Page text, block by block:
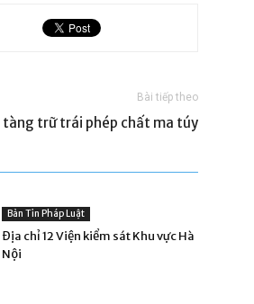
Bài tiếp theo
tàng trữ trái phép chất ma túy
Bản Tin Pháp Luật
Địa chỉ 12 Viện kiểm sát Khu vực Hà
Nội